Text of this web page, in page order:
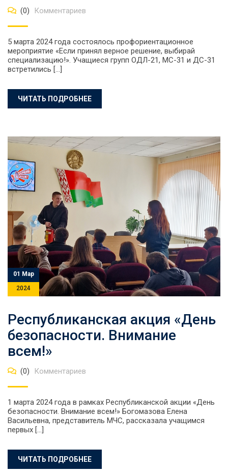
(0) Комментариев
5 марта 2024 года состоялось профориентационное
мероприятие «Если принял верное решение, выбирай
специализацию!». Учащиеся групп ОДЛ-21, МС-31 и ДС-31
встретились […]
ЧИТАТЬ ПОДРОБНЕЕ
01 Мар
2024
Республиканская акция «День
безопасности. Внимание
всем!»
(0) Комментариев
1 марта 2024 года в рамках Республиканской акции «День
безопасности. Внимание всем!» Богомазова Елена
Васильевна, представитель МЧС, рассказала учащимся
первых […]
ЧИТАТЬ ПОДРОБНЕЕ